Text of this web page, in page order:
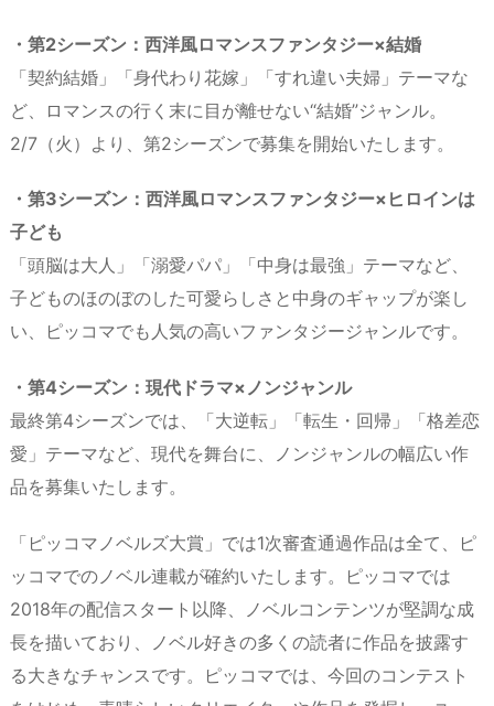
・第2シーズン：西洋風ロマンスファンタジー×結婚
「契約結婚」「身代わり花嫁」「すれ違い夫婦」テーマな
ど、ロマンスの行く末に目が離せない“結婚”ジャンル。
2/7（火）より、第2シーズンで募集を開始いたします。
・第3シーズン：西洋風ロマンスファンタジー×ヒロインは
子ども
「頭脳は大人」「溺愛パパ」「中身は最強」テーマなど、
子どものほのぼのした可愛らしさと中身のギャップが楽し
い、ピッコマでも人気の高いファンタジージャンルです。
・第4シーズン：現代ドラマ×ノンジャンル
最終第4シーズンでは、「大逆転」「転生・回帰」「格差恋
愛」テーマなど、現代を舞台に、ノンジャンルの幅広い作
品を募集いたします。
「ピッコマノベルズ大賞」では1次審査通過作品は全て、ピ
ッコマでのノベル連載が確約いたします。ピッコマでは
2018年の配信スタート以降、ノベルコンテンツが堅調な成
⻑を描いており、ノベル好きの多くの読者に作品を披露す
る大きなチャンスです。ピッコマでは、今回のコンテスト